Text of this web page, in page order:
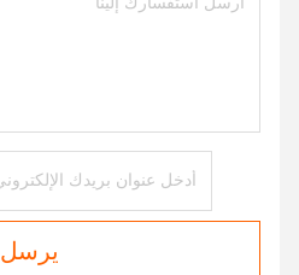
يرسل